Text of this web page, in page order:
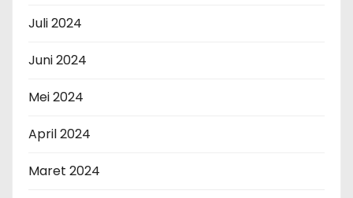
Juli 2024
Juni 2024
Mei 2024
April 2024
Maret 2024